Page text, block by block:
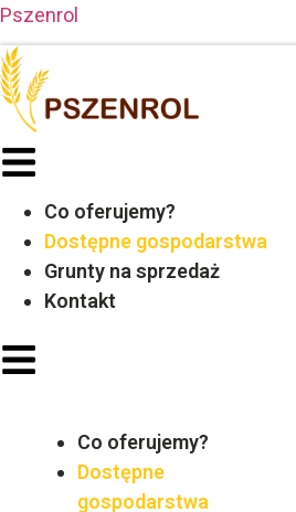
Pszenrol
Menu
Co oferujemy?
Dostępne gospodarstwa
Grunty na sprzedaż
Kontakt
Co oferujemy?
Dostępne
gospodarstwa